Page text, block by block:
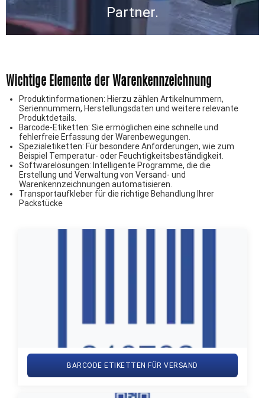
Partner.
Wichtige Elemente der Warenkennzeichnung
Produktinformationen: Hierzu zählen Artikelnummern,
Seriennummern, Herstellungsdaten und weitere relevante
Produktdetails.
Barcode-Etiketten: Sie ermöglichen eine schnelle und
fehlerfreie Erfassung der Warenbewegungen.
Spezialetiketten: Für besondere Anforderungen, wie zum
Beispiel Temperatur- oder Feuchtigkeitsbeständigkeit.
Softwarelösungen: Intelligente Programme, die die
Erstellung und Verwaltung von Versand- und
Warenkennzeichnungen automatisieren.
Transportaufkleber für die richtige Behandlung Ihrer
Packstücke
BARCODE ETIKETTEN FÜR VERSAND